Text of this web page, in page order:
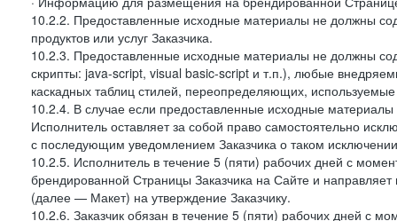
10.2.2. Предоставленные исходные материалы не должны
продуктов или услуг Заказчика.
10.2.3. Предоставленные исходные материалы не должны
скрипты: java-script, visual basic-script и т.п.), любые
каскадных таблиц стилей, переопределяющих,
10.2.4. В случае если предоставленные исходные
Исполнитель оставляет за собой право самостоятельно
с последующим уведомлением Заказчика о таком
10.2.5. Исполнитель в течение 5 (пяти) рабочих дней с
брендированной Страницы Заказчика на Сайте и
(далее — Макет) на утверждение Заказчику.
10.2.6. Заказчик обязан в течение 5 (пяти) рабочих дней с